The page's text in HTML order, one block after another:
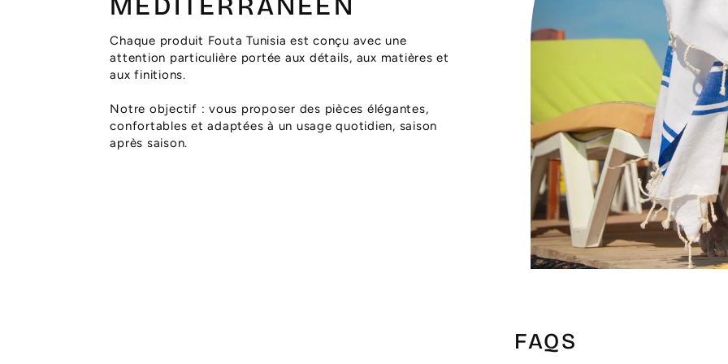
Chaque produit Fouta Tunisia est conçu avec une
attention particulière portée aux détails, aux matières et
aux finitions.
Notre objectif : vous proposer des pièces élégantes,
confortables et adaptées à un usage quotidien, saison
après saison.
FAQS